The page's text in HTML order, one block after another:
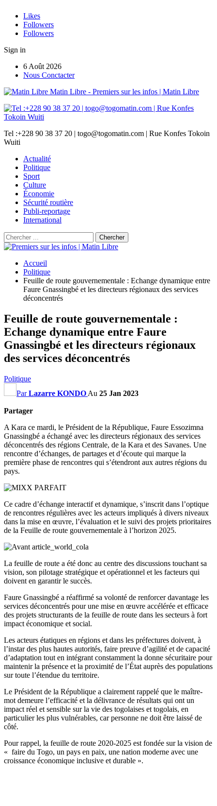
Likes
Followers
Followers
Sign in
6 Août 2026
Nous Conctacter
Matin Libre - Premiers sur les infos | Matin Libre
Tel :+228 90 38 37 20 | togo@togomatin.com | Rue Konfes Tokoin
Wuiti
Actualité
Politique
Sport
Culture
Économie
Sécurité routière
Publi-reportage
International
Accueil
Politique
Feuille de route gouvernementale : Echange dynamique entre
Faure Gnassingbé et les directeurs régionaux des services
déconcentrés
Feuille de route gouvernementale :
Echange dynamique entre Faure
Gnassingbé et les directeurs régionaux
des services déconcentrés
Politique
ParLazarre KONDO Au 25 Jan 2023
Partager
A Kara ce mardi, le Président de la République, Faure Essozimna
Gnassingbé a échangé avec les directeurs régionaux des services
déconcentrés des régions Centrale, de la Kara et des Savanes. Une
rencontre d’échanges, de partages et d’écoute qui marque la
première phase de rencontres qui s’étendront aux autres régions du
pays.
Ce cadre d’échange interactif et dynamique, s’inscrit dans l’optique
de rencontres régulières avec les acteurs impliqués à divers niveaux
dans la mise en œuvre, l’évaluation et le suivi des projets prioritaires
de la Feuille de route gouvernementale à l’horizon 2025.
La feuille de route a été donc au centre des discussions touchant sa
vision, son pilotage stratégique et opérationnel et les facteurs qui
doivent en garantir le succès.
Faure Gnassingbé a réaffirmé sa volonté de renforcer davantage les
services déconcentrés pour une mise en œuvre accélérée et efficace
des projets structurants de la feuille de route dans les secteurs à fort
impact économique et social.
Les acteurs étatiques en régions et dans les préfectures doivent, à
l’instar des plus hautes autorités, faire preuve d’agilité et de capacité
d’adaptation tout en intégrant constamment la donne sécuritaire pour
maintenir la présence et la proximité de l’État auprès des populations
sur toute l’étendue du territoire.
Le Président de la République a clairement rappelé que le maître-
mot demeure l’efficacité et la délivrance de résultats qui ont un
impact réel et sensible sur la vie des togolaises et togolais, en
particulier les plus vulnérables, car personne ne doit être laissé de
côté.
Pour rappel, la feuille de route 2020-2025 est fondée sur la vision de
« faire du Togo, un pays en paix, une nation moderne avec une
croissance économique inclusive et durable ».